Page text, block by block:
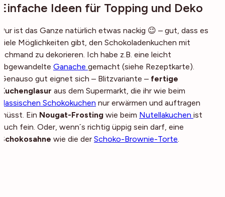
Einfache Ideen für Topping und Deko
Pur ist das Ganze natürlich etwas nackig 😉 – gut, dass es
viele Möglichkeiten gibt, den Schokoladenkuchen mit
Schmand zu dekorieren. Ich habe z.B. eine leicht
abgewandelte Ganache gemacht (siehe Rezeptkarte).
Genauso gut eignet sich – Blitzvariante – fertige
Kuchenglasur aus dem Supermarkt, die ihr wie beim
klassischen Schokokuchen nur erwärmen und auftragen
müsst. Ein Nougat-Frosting wie beim Nutellakuchen ist
auch fein. Oder, wenn´s richtig üppig sein darf, eine
Schokosahne wie die der Schoko-Brownie-Torte.